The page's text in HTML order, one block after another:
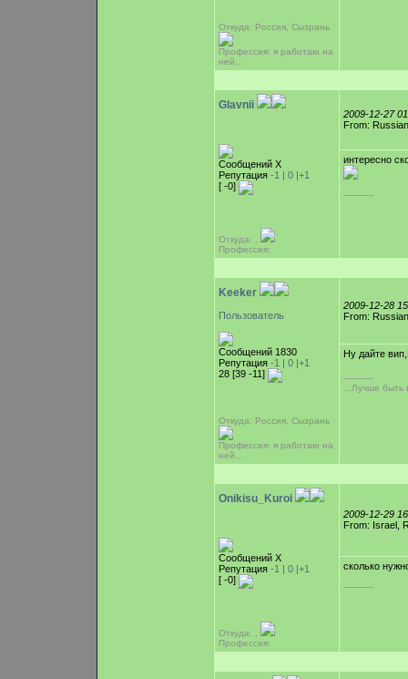
Откуда: Россия, Сызрань
Профессия: я работаю на
ней...
Glavnii
Сообщений Х
Репутация -1 | 0 |+1
[ -0]
Откуда: ,
Профессия:
2009-12-27
From:
интересно
-----------
Keeker
Пользователь
Сообщений 1830
Репутация -1 | 0 |+1
28 [39 -11]
Откуда: Россия, Сызрань
Профессия: я работаю на
ней...
2009-12-28
From:
Ну дайте
-----------
...Лучше
Onikisu_Kuroi
Сообщений Х
Репутация -1 | 0 |+1
[ -0]
Откуда: ,
Профессия:
2009-12-29
From: Israel,
сколько
-----------